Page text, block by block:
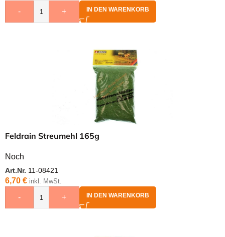
- + IN DEN WARENKORB
Feldrain Streumehl 165g
Noch
Art.Nr. 11-08421
6,70 € inkl. MwSt.
- + IN DEN WARENKORB